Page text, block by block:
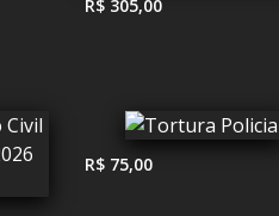
R$ 305,00
R$ 75,00